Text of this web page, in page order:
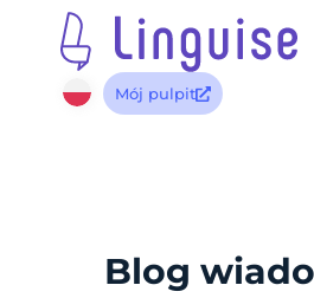
Mój pulpit
Blog